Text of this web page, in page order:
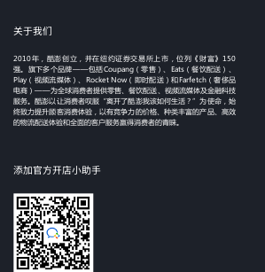
关于我们
2010年，酷澎创立，并在纽约证券交易所上市，位列《财富》150
强。旗下多个品牌——包括Coupang（零售）、Eats（餐饮配送）、
Play（视频流媒体）、Rocket Now（即时配送）和Farfetch（奢侈品
电商）——为全球消费者提供零售、餐饮配送、视频流媒体及金融科技
服务。酷澎以让消费者叹服“离开了酷澎我该如何生活？”为使命，始
终致力提升顾客消费体验，以有竞争力的价格、种类丰富的产品、高效
的物流配送体验和全面的客户服务赢得消费者的青睐。
添加官方开店小助手